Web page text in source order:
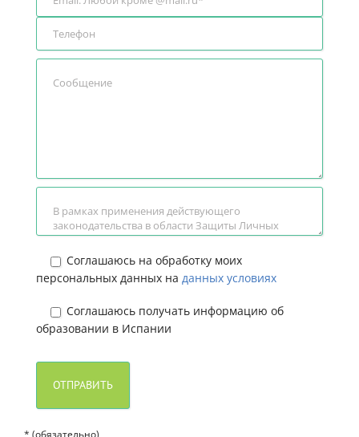
Соглашаюсь на обработку моих
персональных данных на данных условиях
Соглашаюсь получать информацию об
образовании в Испании
* (обязательно)